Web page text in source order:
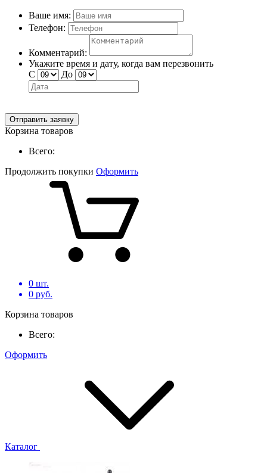
Ваше имя:
Телефон:
Комментарий:
Укажите время и дату, когда вам перезвонить
С
До
Отправить заявку
Корзина товаров
Всего:
Продолжить покупки Оформить
0 шт.
0 руб.
Корзина товаров
Всего:
Оформить
Каталог